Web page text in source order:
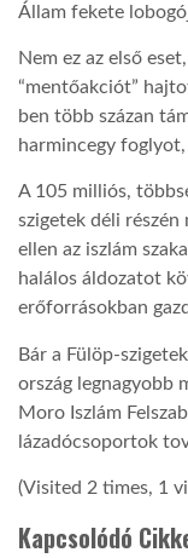
Állam fekete
Nem ez az első
“mentőakciót”
ben több százan
harmincegy
A 105 milliós,
szigetek déli
ellen az iszlám
halálos áldozatot
erőforrásokban
Bár a Fülöp-
ország legnagyobb
Moro Iszlám
lázadócsoportok
(Visited 2 times, 1
Kapcsolódó